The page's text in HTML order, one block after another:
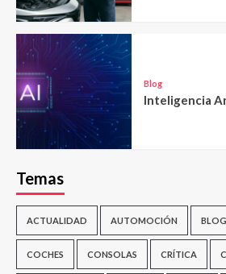
Blog
Inteligencia
Temas
ACTUALIDAD AUTOMOCIÓN BLOG
COCHES CONSOLAS CRÍTICA